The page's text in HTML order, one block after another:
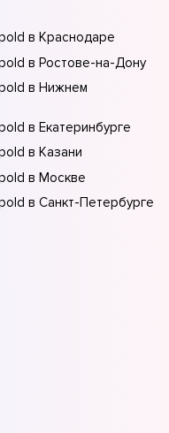
в Краснодаре
в Ростове-на-Донy
в Нижнем
в Екатеринбурге
в Казани
в Москве
в Санкт-Петербурге